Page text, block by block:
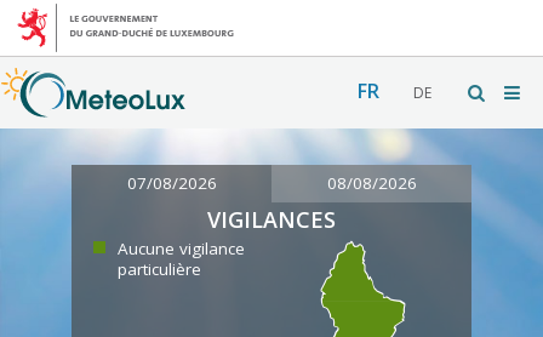
FR DE
07/08/2026 08/08/2026
VIGILANCES
Aucune vigilance
particulière